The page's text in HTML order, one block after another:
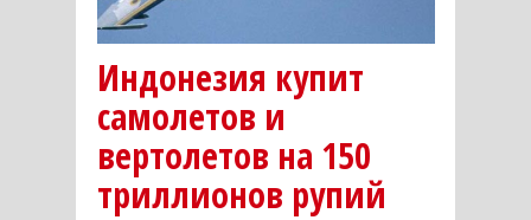
Индонезия купит
самолетов и
вертолетов на 150
триллионов рупий